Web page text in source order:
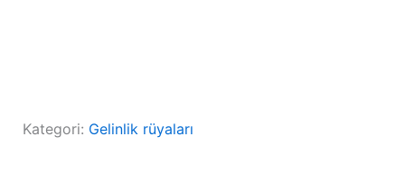
Kategori: Gelinlik rüyaları